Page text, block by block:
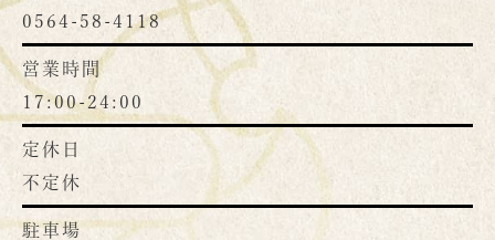
0564-58-4118
営業時間
17:00-24:00
定休日
不定休
駐車場